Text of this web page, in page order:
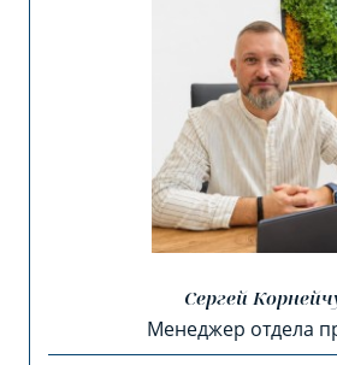
Сергей
Менеджер отдела